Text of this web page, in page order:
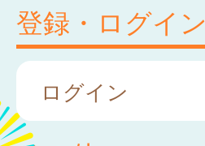
登録・ログイン
ログイン